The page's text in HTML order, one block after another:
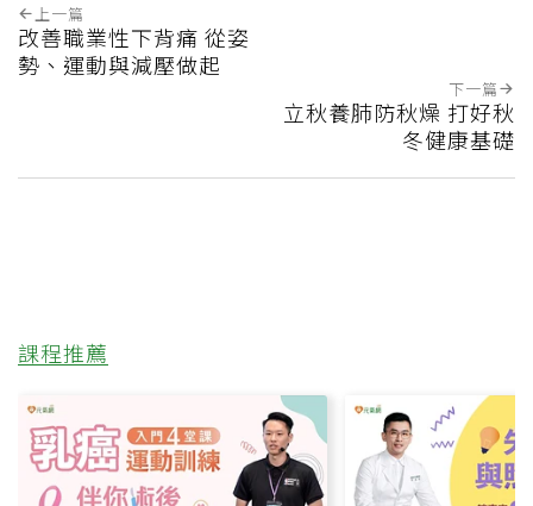
上一篇
改善職業性下背痛 從姿
勢、運動與減壓做起
下一篇
立秋養肺防秋燥 打好秋
冬健康基礎
課程推薦